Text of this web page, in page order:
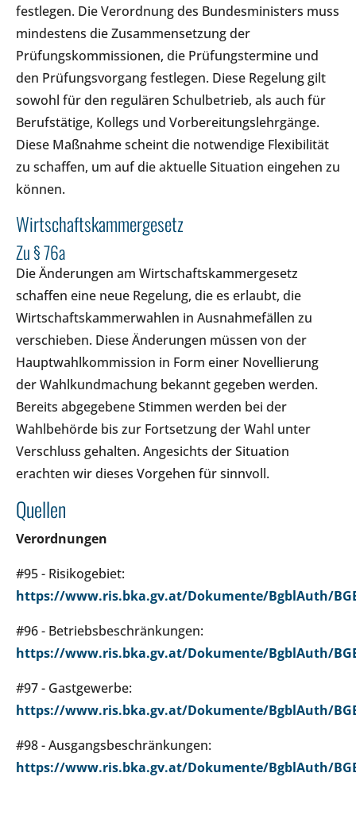
festlegen. Die Verordnung des Bundesministers muss
mindestens die Zusammensetzung der
Prüfungskommissionen, die Prüfungstermine und
den Prüfungsvorgang festlegen. Diese Regelung gilt
sowohl für den regulären Schulbetrieb, als auch für
Berufstätige, Kollegs und Vorbereitungslehrgänge.
Diese Maßnahme scheint die notwendige Flexibilität
zu schaffen, um auf die aktuelle Situation eingehen zu
können.
Wirtschaftskammergesetz
Zu § 76a
Die Änderungen am Wirtschaftskammergesetz
schaffen eine neue Regelung, die es erlaubt, die
Wirtschaftskammerwahlen in Ausnahmefällen zu
verschieben. Diese Änderungen müssen von der
Hauptwahlkommission in Form einer Novellierung
der Wahlkundmachung bekannt gegeben werden.
Bereits abgegebene Stimmen werden bei der
Wahlbehörde bis zur Fortsetzung der Wahl unter
Verschluss gehalten. Angesichts der Situation
erachten wir dieses Vorgehen für sinnvoll.
Quellen
Verordnungen
#95 - Risikogebiet:
https://www.ris.bka.gv.at/Dokumente/BgblAuth/
#96 - Betriebsbeschränkungen:
https://www.ris.bka.gv.at/Dokumente/BgblAuth/
#97 - Gastgewerbe:
https://www.ris.bka.gv.at/Dokumente/BgblAuth/
#98 - Ausgangsbeschränkungen:
https://www.ris.bka.gv.at/Dokumente/BgblAuth/